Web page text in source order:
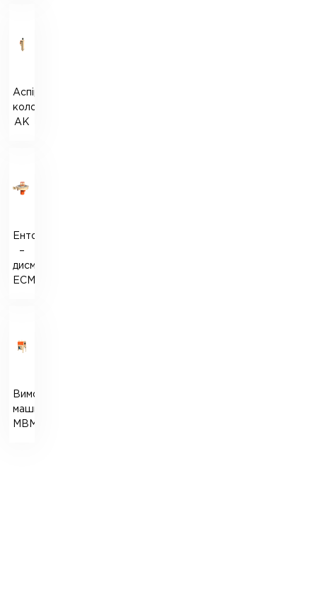
Аспіраційна
колонка
АК
Ентолейтор
–
дисмембратор
ЕСМ-1,5
Вимольна
машина
МВМ